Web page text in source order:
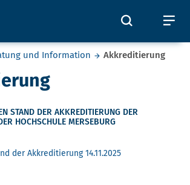
Öffnet
und Information Akkreditierung
STAND DER AKKREDITIERUNG DER
HOCHSCHULE MERSEBURG
der Akkreditierung 14.11.2025